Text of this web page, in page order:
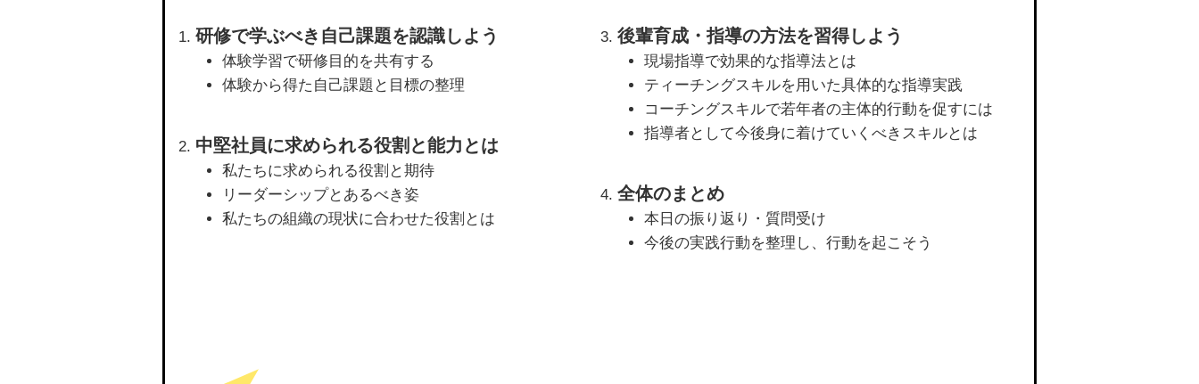
研修で学ぶべき自己課題を認識しよう
体験学習で研修目的を共有する
体験から得た自己課題と目標の整理
中堅社員に求められる役割と能力とは
私たちに求められる役割と期待
リーダーシップとあるべき姿
私たちの組織の現状に合わせた役割とは
後輩育成・指導の方法を習得しよう
現場指導で効果的な指導法とは
ティーチングスキルを用いた具体的な指導実践
コーチングスキルで若年者の主体的行動を促すには
指導者として今後身に着けていくべきスキルとは
全体のまとめ
本日の振り返り・質問受け
今後の実践行動を整理し、行動を起こそう